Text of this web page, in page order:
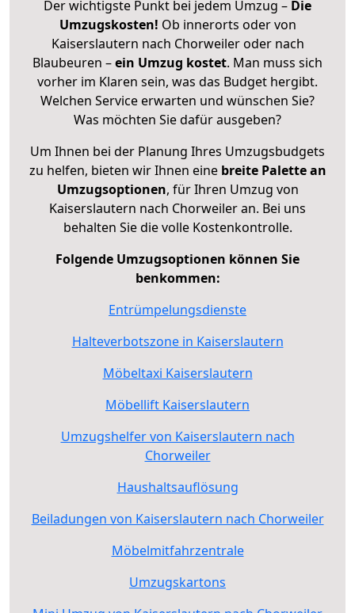
Der wichtigste Punkt bei jedem Umzug – Die
Umzugskosten! Ob innerorts oder von
Kaiserslautern nach Chorweiler oder nach
Blaubeuren –ein Umzug kostet. Man muss sich
vorher im Klaren sein, was das Budget hergibt.
Welchen Service erwarten und wünschen Sie?
Was möchten Sie dafür ausgeben?
Um Ihnen bei der Planung Ihres Umzugsbudgets
zu helfen, bieten wir Ihnen eine breite Palette an
Umzugsoptionen, für Ihren Umzug von
Kaiserslautern nach Chorweiler an. Bei uns
behalten Sie die volle Kostenkontrolle.
Folgende Umzugsoptionen können Sie
benkommen:
Entrümpelungsdienste
Halteverbotszone in Kaiserslautern
Möbeltaxi Kaiserslautern
Möbellift Kaiserslautern
Umzugshelfer von Kaiserslautern nach
Chorweiler
Haushaltsauflösung
Beiladungen von Kaiserslautern nach Chorweiler
Möbelmitfahrzentrale
Umzugskartons